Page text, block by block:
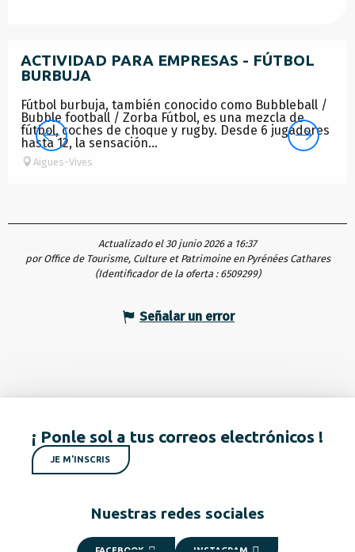
ACTIVIDAD PARA EMPRESAS - FÚTBOL
BURBUJA
Fútbol burbuja, también conocido como Bubbleball /
Bubble football / Zorba Fútbol, es una mezcla de
fútbol, coches de choque y rugby. Desde 6 jugadores
hasta 12, la sensación...
Aigues-Vives
Actualizado el 30 junio 2026 a 16:37
por Office de Tourisme, Culture et Patrimoine en Pyrénées Cathares
(Identificador de la oferta : 6509299)
Señalar un error
¡ Ponle sol a tus correos electrónicos !
JE M'INSCRIS
Nuestras redes sociales